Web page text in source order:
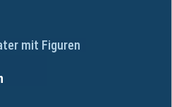
mit Figuren